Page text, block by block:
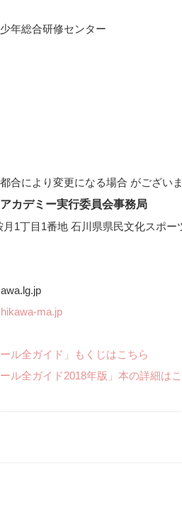
年総合研修センター
合により変更になる場合 がございま
カデミー実行委員会事務局
1丁目1番地 石川県県民文化スポー
ma.jp
ル全ガイド」もくじはこちら
ル全ガイド2018年版」本の詳細は